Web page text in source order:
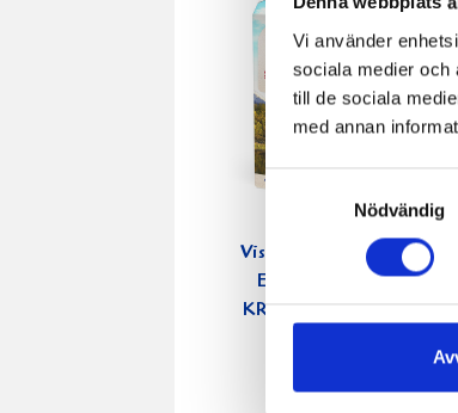
Vi använder
sociala medier och
till de sociala
med annan
Samtyckesval
Nödvändig
Vispgrädden
Eko 40%
KRAV 1 liter